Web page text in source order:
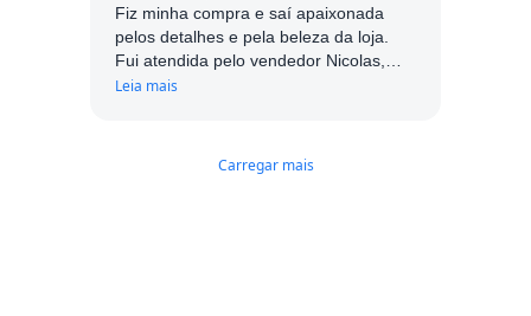
Fiz minha compra e saí apaixonada
pelos detalhes e pela beleza da loja.
Fui atendida pelo vendedor Nicolas,
muito simpático e atencioso. Com
Leia mais
Carregar mais